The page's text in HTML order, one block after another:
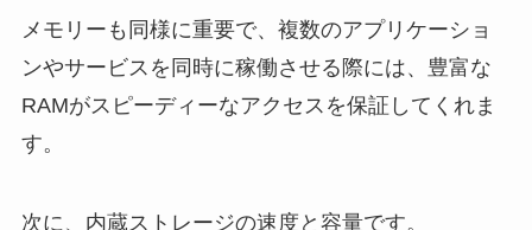
メモリーも同様に重要で、複数のアプリケーショ
ンやサービスを同時に稼働させる際には、豊富な
RAMがスピーディーなアクセスを保証してくれま
す。
次に、内蔵ストレージの速度と容量です。